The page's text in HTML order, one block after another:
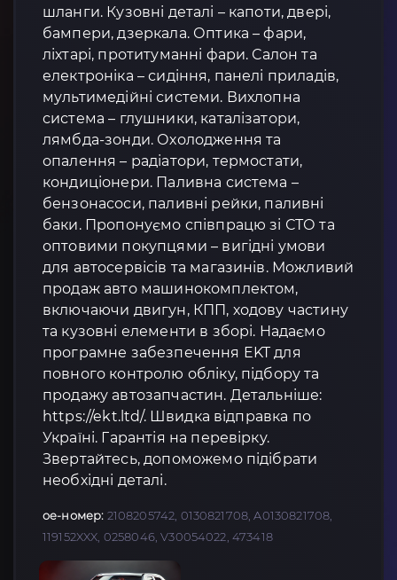
шланги. Кузовні деталі – капоти, двері,
бампери, дзеркала. Оптика – фари,
ліхтарі, протитуманні фари. Салон та
електроніка – сидіння, панелі приладів,
мультимедійні системи. Вихлопна
система – глушники, каталізатори,
лямбда-зонди. Охолодження та
опалення – радіатори, термостати,
кондиціонери. Паливна система –
бензонасоси, паливні рейки, паливні
баки. Пропонуємо співпрацю зі СТО та
оптовими покупцями – вигідні умови
для автосервісів та магазинів. Можливий
продаж авто машинокомплектом,
включаючи двигун, КПП, ходову частину
та кузовні елементи в зборі. Надаємо
програмне забезпечення EKT для
повного контролю обліку, підбору та
продажу автозапчастин. Детальніше:
https://ekt.ltd/. Швидка відправка по
Україні. Гарантія на перевірку.
Звертайтесь, допоможемо підібрати
необхідні деталі.
oe-номер: 2108205742, 0130821708, A0130821708,
119152XXX, 0258046, V30054022, 473418